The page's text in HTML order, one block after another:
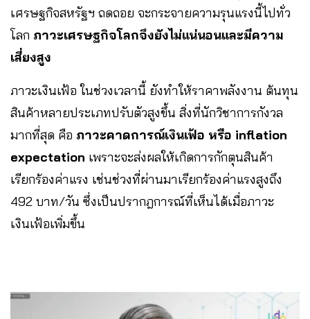
เศรษฐกิจสหรัฐฯ ถดถอย จะกระจายความรุนแรงนี้ไปทั่ว
โลก ภาวะเศรษฐกิจโลกจึงยังไม่แน่นอนและมีความ
เสี่ยงสูง
ภาวะเงินเฟ้อ ในช่วงเวลานี้ ยังทำให้ราคาพลังงาน ต้นทุน
สินค้าหลายประเภทปรับตัวสูงขึ้น สิ่งที่นักวิชาการกังวล
มากที่สุด คือ ภาวะคาดการณ์เงินเฟ้อ หรือ inflation
expectation เพราะจะส่งผลให้เกิดการกักตุนสินค้า
เรียกร้องค่าแรง เช่นช่วงที่ผ่านมาเรียกร้องค่าแรงสูงถึง
492 บาท/วัน ซึ่งเป็นปรากฎการณ์ที่เห็นได้เมื่อภาวะ
เงินเฟ้อเพิ่มขึ้น